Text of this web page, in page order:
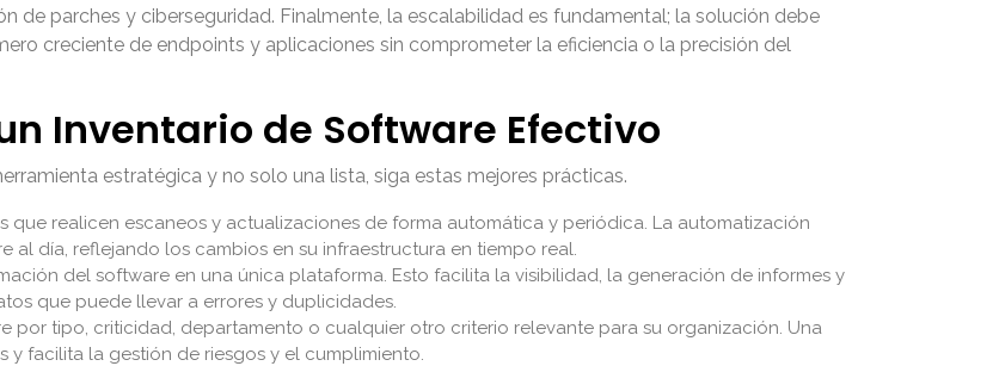
de parches y ciberseguridad. Finalmente, la escalabilidad es fundamental; la solución debe
creciente de endpoints y aplicaciones sin comprometer la eficiencia o la precisión del
Inventario de Software Efectivo
estratégica y no solo una lista, siga estas mejores prácticas.
que realicen escaneos y actualizaciones de forma automática y periódica. La automatización
al día, reflejando los cambios en su infraestructura en tiempo real.
del software en una única plataforma. Esto facilita la visibilidad, la generación de informes y
que puede llevar a errores y duplicidades.
por tipo, criticidad, departamento o cualquier otro criterio relevante para su organización. Una
facilita la gestión de riesgos y el cumplimiento.